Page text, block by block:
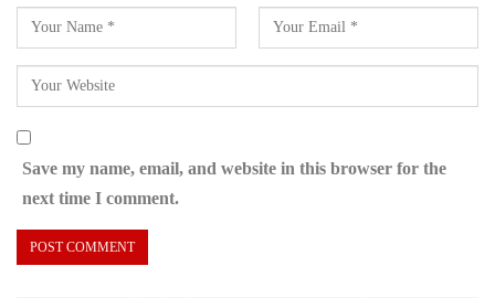
Save my name, email, and website in this browser for the
next time I comment.